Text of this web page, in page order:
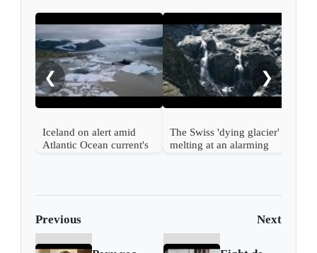
❮
Iceland on alert amid
Atlantic Ocean current's
The Swiss 'dying glacier'
melting at an alarming
❯
Previous Next